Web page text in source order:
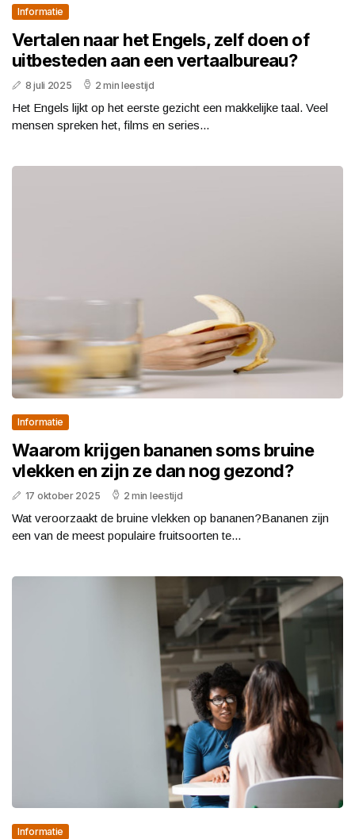
Informatie
Vertalen naar het Engels, zelf doen of
uitbesteden aan een vertaalbureau?
8 juli 2025 2 min leestijd
Het Engels lijkt op het eerste gezicht een makkelijke taal. Veel
mensen spreken het, films en series...
Informatie
Waarom krijgen bananen soms bruine
vlekken en zijn ze dan nog gezond?
17 oktober 2025 2 min leestijd
Wat veroorzaakt de bruine vlekken op bananen?Bananen zijn
een van de meest populaire fruitsoorten te...
Informatie